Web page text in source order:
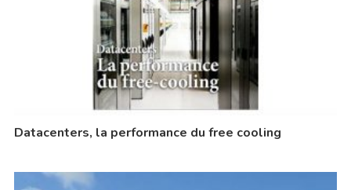
Datacenters, la performance du free cooling